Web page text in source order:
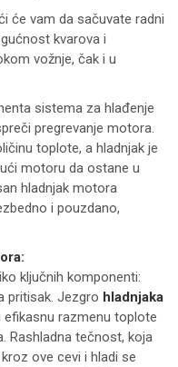
će vam da sačuvate radni
kvarova i
vožnje, čak i u
sistema za hlađenje
pregrevanje motora.
toplote, a hladnjak je
motoru da ostane u
hladnjak motora
i pouzdano,
ključnih komponenti:
pritisak. Jezgro hladnjaka
efikasnu razmenu toplote
Rashladna tečnost, koja
ove cevi i hladi se